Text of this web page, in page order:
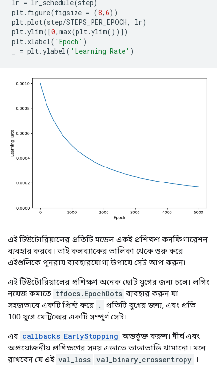
lr = lr_schedule( step )
plt . figure(figsize = (8, 6))
plt .plot(step/STEPS_PER_EPOCH, lr)
plt .ylim([0, max(plt .ylim())])
plt . xlabel ( 'Epoch' )
= plt .ylabel ( 'Learning Rate' )
এই টিউটোরিয়ালের প্রতিটি মডেল একই প্রশিক্ষণ কনফিগারেশন
ব্যবহার করবে। তাই কলব্যাকের তালিকা থেকে শুরু করে
এইগুলিকে পুনরায় ব্যবহারযোগ্য উপায়ে সেট আপ করুন৷
এই টিউটোরিয়ালের প্রশিক্ষণ অনেক ছোট যুগের জন্য চলে। লগিং
নয়েজ কমাতে tfdocs.EpochDots ব্যবহার করুন যা
সহজভাবে একটি প্রিন্ট করে .
প্রতিটি যুগের জন্য, এবং প্রতি
100 যুগে মেট্রিক্সের একটি সম্পূর্ণ সেট।
এর callbacks.EarlyStopping অন্তর্ভুক্ত করুন। দীর্ঘ এবং
অপ্রয়োজনীয় প্রশিক্ষণের সময় এড়াতে তাড়াতাড়ি থামানো। মনে
রাখবেন যে এই val_loss val_binary_crossentropy ।